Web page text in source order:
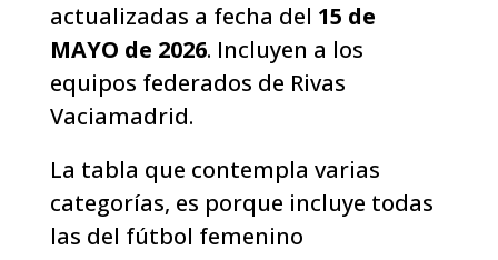
actualizadas a fecha del 15 de
MAYO de 2026. Incluyen a los
equipos federados de Rivas
Vaciamadrid.
La tabla que contempla varias
categorías, es porque incluye todas
las del fútbol femenino